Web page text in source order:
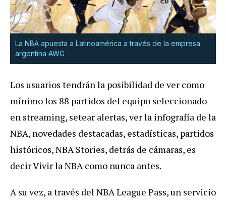
La NBA apuesta a Latinoamérica a través de la empresa
argentina AWG
Los usuarios tendrán la posibilidad de ver como
mínimo los 88 partidos del equipo seleccionado
en streaming, setear alertas, ver la infografía de la
NBA, novedades destacadas, estadísticas, partidos
históricos, NBA Stories, detrás de cámaras, es
decir Vivir la NBA como nunca antes.
A su vez, a través del NBA League Pass, un servicio